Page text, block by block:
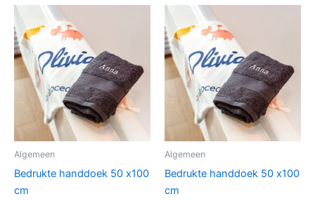
Algemeen
Bedrukte handdoek 50 x100
cm
Algemeen
Bedrukte handdoek 50 x100
cm